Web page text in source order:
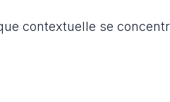
contextuelle se